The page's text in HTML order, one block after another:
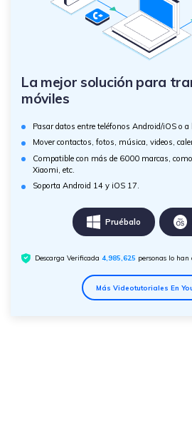
La mejor solución para
móviles
Pasar datos entre teléfonos Android/iOS o a
Mover contactos, fotos, música, videos,
Compatible con más de 6000 marcas,
Xiaomi, etc.
Soporta Android 14 y iOS 17.
Pruébalo
Descarga Verificada4,985,627 personas lo han
Más Videotutoriales En